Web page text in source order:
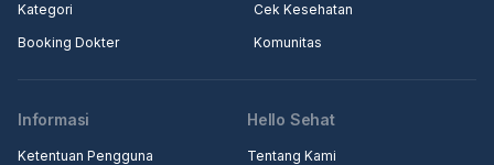
Kategori
Cek Kesehatan
Booking Dokter
Komunitas
Informasi
Ketentuan Pengguna
Hello Sehat
Tentang Kami